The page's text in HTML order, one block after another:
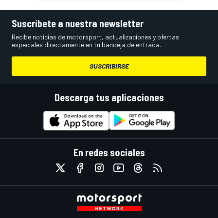
Suscríbete a nuestra newsletter
Recibe noticias de motorsport, actualizaciones y ofertas
especiales directamente en tu bandeja de entrada.
SUSCRIBIRSE
Descarga tus aplicaciones
En redes sociales